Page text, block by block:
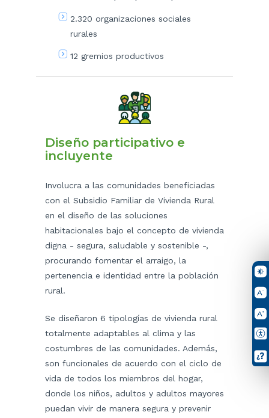
2.320 organizaciones sociales
rurales
12 gremios productivos
Diseño participativo e
incluyente
Involucra a las comunidades beneficiadas
con el Subsidio Familiar de Vivienda Rural
en el diseño de las soluciones
habitacionales bajo el concepto de vivienda
digna - segura, saludable y sostenible -,
procurando fomentar el arraigo, la
pertenencia e identidad entre la población
rural.
Se diseñaron 6 tipologías de vivienda rural
totalmente adaptables al clima y las
costumbres de las comunidades. Además,
son funcionales de acuerdo con el ciclo de
vida de todos los miembros del hogar,
donde los niños, adultos y adultos mayores
puedan vivir de manera segura y prevenir